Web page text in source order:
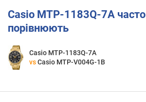
Casio MTP-1183Q-7A часто
порівнюють
Casio MTP-1183Q-7A
vs Casio MTP-V004G-1B